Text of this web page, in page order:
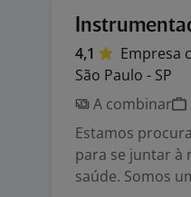
4,1 Empresa
São Paulo - SP
A combinar
Estamos
para se juntar à
saúde. Somos